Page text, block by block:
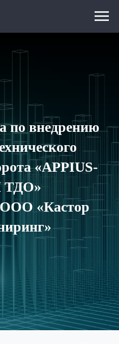
по внедрению
«APPIUS-
ТДО»
«Кастор